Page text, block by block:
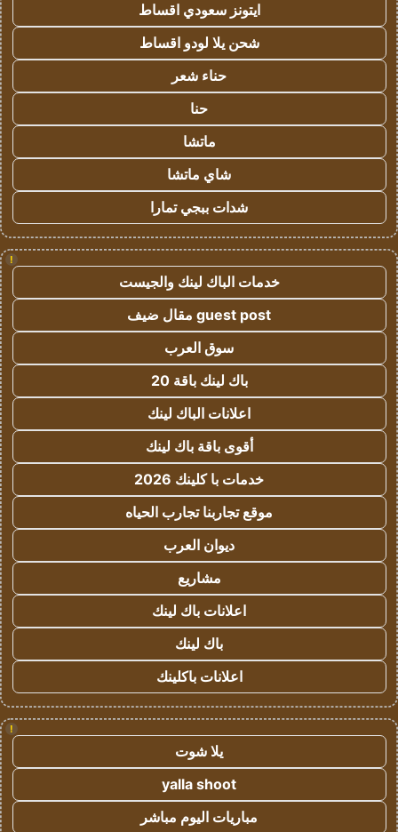
ايتونز سعودي اقساط
شحن يلا لودو اقساط
حناء شعر
حنا
ماتشا
شاي ماتشا
شدات ببجي تمارا
!
خدمات الباك لينك والجيست
guest post مقال ضيف
سوق العرب
باك لينك باقة 20
اعلانات الباك لينك
أقوى باقة باك لينك
خدمات با كلينك 2026
موقع تجاربنا تجارب الحياه
ديوان العرب
مشاريع
اعلانات باك لينك
باك لينك
اعلانات باكلينك
!
يلا شوت
yalla shoot
مباريات اليوم مباشر